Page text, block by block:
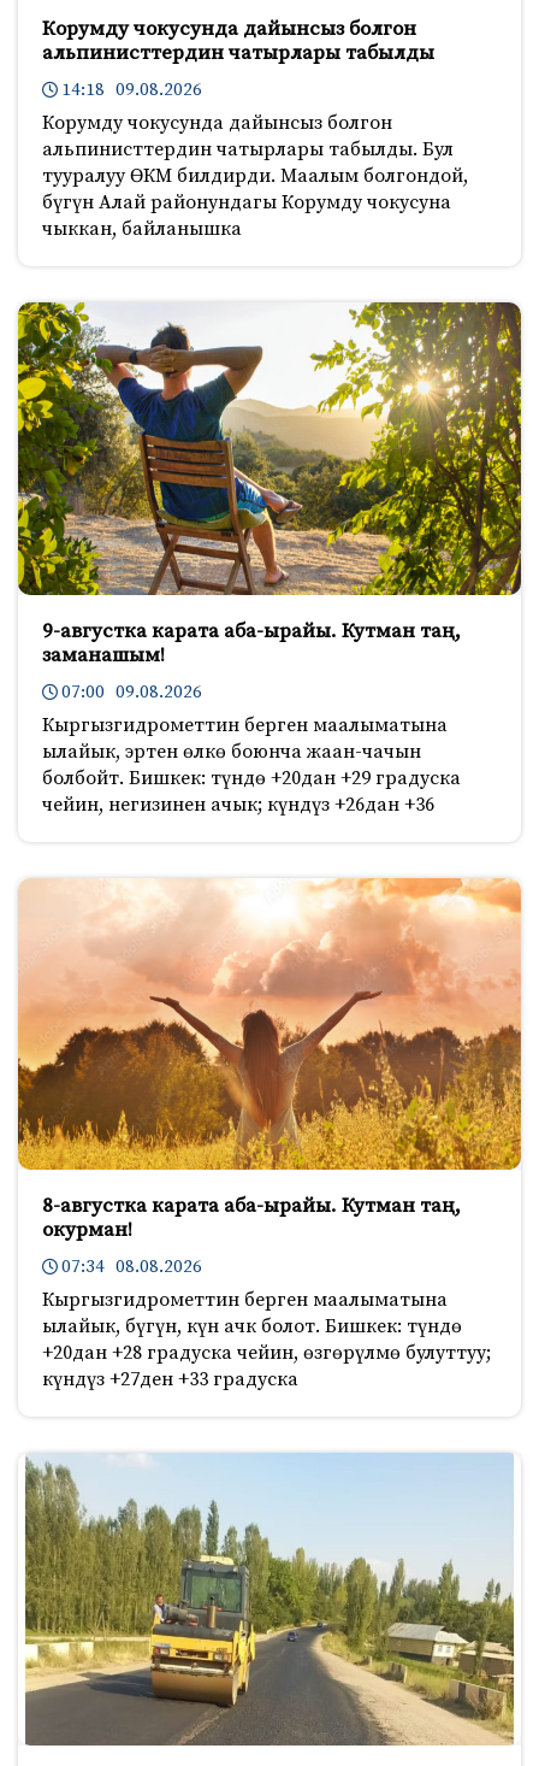
Корумду чокусунда дайынсыз болгон
альпинисттердин чатырлары табылды
14:18 09.08.2026
Корумду чокусунда дайынсыз болгон
альпинисттердин чатырлары табылды. Бул
тууралуу ӨКМ билдирди. Маалым болгондой,
бүгүн Алай районундагы Корумду чокусуна
чыккан, байланышка
9-августка карата аба-ырайы. Кутман таң,
заманашым!
07:00 09.08.2026
Кыргызгидрометтин берген маалыматына
ылайык, эртен өлкө боюнча жаан-чачын
болбойт. Бишкек: түндө +20дан +29 градуска
чейин, негизинен ачык; күндүз +26дан +36
8-августка карата аба-ырайы. Кутман таң,
окурман!
07:34 08.08.2026
Кыргызгидрометтин берген маалыматына
ылайык, бүгүн, күн ачк болот. Бишкек: түндө
+20дан +28 градуска чейин, өзгөрүлмө булуттуу;
күндүз +27ден +33 градуска